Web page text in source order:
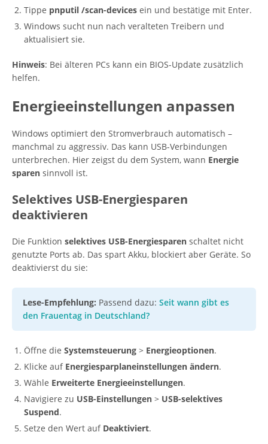
Tippe pnputil /scan-devices ein und bestätige mit Enter.
Windows sucht nun nach veralteten Treibern und
aktualisiert sie.
Hinweis: Bei älteren PCs kann ein BIOS-Update zusätzlich
helfen.
Energieeinstellungen anpassen
Windows optimiert den Stromverbrauch automatisch –
manchmal zu aggressiv. Das kann USB-Verbindungen
unterbrechen. Hier zeigst du dem System, wann Energie
sparen sinnvoll ist.
Selektives USB-Energiesparen
deaktivieren
Die Funktion selektives USB-Energiesparen schaltet nicht
genutzte Ports ab. Das spart Akku, blockiert aber Geräte. So
deaktivierst du sie:
Lese-Empfehlung: Passend dazu: Seit wann gibt es
den Frauentag in Deutschland?
Öffne die Systemsteuerung > Energieoptionen.
Klicke auf Energiesparplaneinstellungen ändern.
Wähle Erweiterte Energieeinstellungen.
Navigiere zu USB-Einstellungen > USB-selektives
Suspend.
Setze den Wert auf Deaktiviert.